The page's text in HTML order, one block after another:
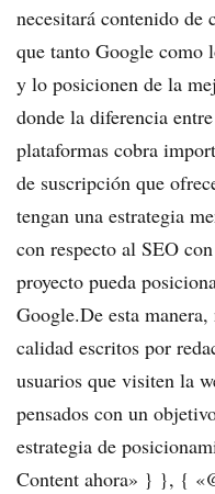
necesitará contenido de
que tanto Google como
y lo posicionen de la
donde la diferencia
plataformas cobra
de suscripción que
tengan una estrategia
con respecto al SEO
proyecto pueda
Google.De esta
calidad escritos por
usuarios que visiten la
pensados con un
estrategia de
Content ahora» } }, {